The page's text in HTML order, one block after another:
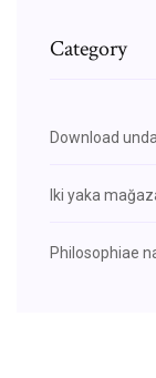
Category
Download
Iki yaka
Philosophiae